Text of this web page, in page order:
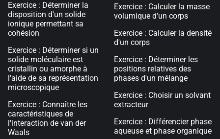
Exercice : Déterminer la
disposition d'un solide
ionique permettant sa
cohésion
Exercice : Déterminer si un
solide moléculaire est
cristallin ou amorphe à
l'aide de sa représentation
microscopique
Exercice : Connaître les
caractéristiques de
l'interaction de van der
Waals
Exercice : Calculer la masse
volumique d'un corps
Exercice : Calculer la densité
d'un corps
Exercice : Déterminer les
positions relatives des
phases d'un mélange
Exercice : Choisir un solvant
extracteur
Exercice : Différencier phase
aqueuse et phase organique